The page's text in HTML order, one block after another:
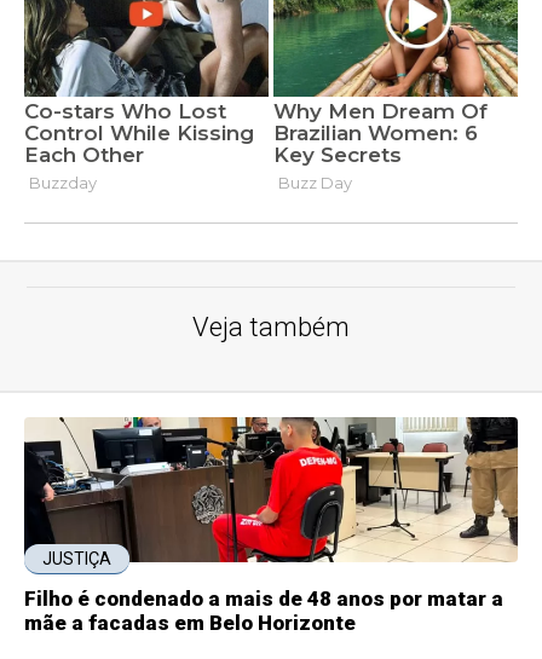
Veja também
JUSTIÇA
Filho é condenado a mais de 48 anos por matar a
mãe a facadas em Belo Horizonte